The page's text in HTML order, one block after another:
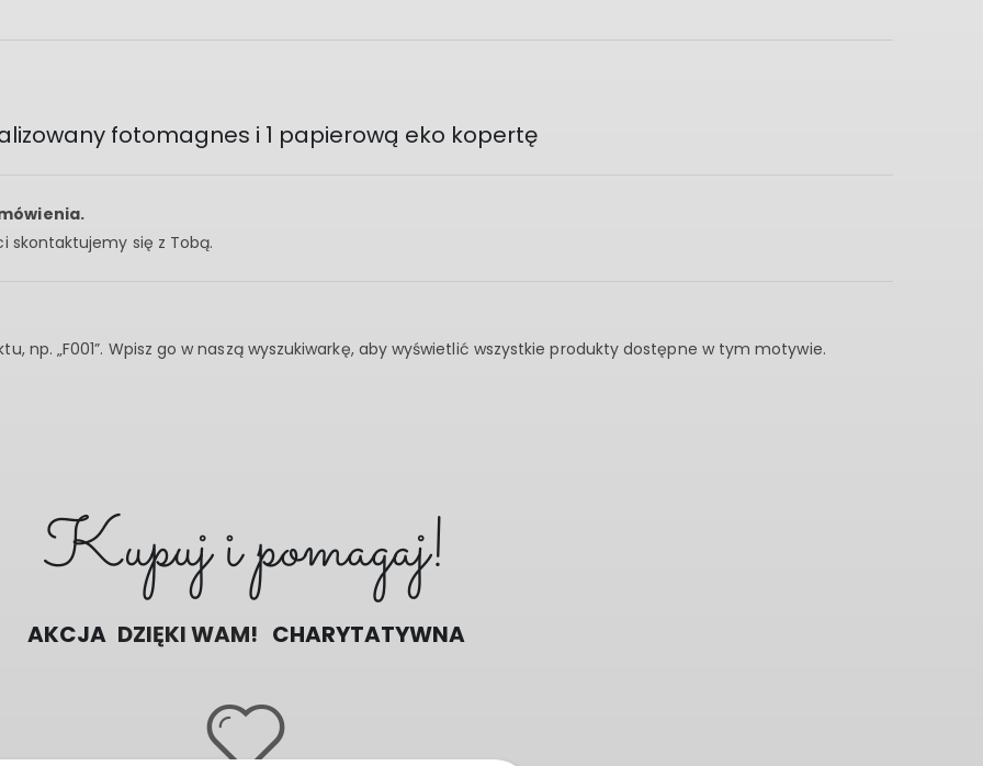
fotomagnes i 1 papierową eko kopertę
skontaktujemy się z Tobą.
np. „F001”. Wpisz go w naszą wyszukiwarkę, aby wyświetlić wszystkie produkty dostępne w tym motywie.
Kupuj i pomagaj!
POMAGAMY RAZEM CHARYTATYWNA